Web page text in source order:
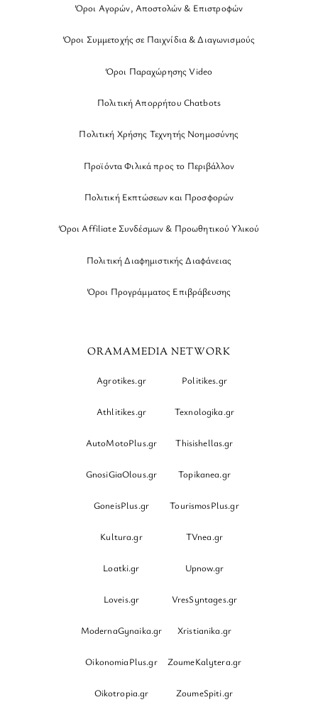
Όροι Αγορών, Αποστολών & Επιστροφών
Όροι Συμμετοχής σε Παιχνίδια & Διαγωνισμούς
Όροι Παραχώρησης Video
Πολιτική Απορρήτου Chatbots
Πολιτική Χρήσης Τεχνητής Νοημοσύνης
Προϊόντα Φιλικά προς το Περιβάλλον
Πολιτική Εκπτώσεων και Προσφορών
Όροι Affiliate Συνδέσμων & Προωθητικού Υλικού
Πολιτική Διαφημιστικής Διαφάνειας
Όροι Προγράμματος Επιβράβευσης
ORAMAMEDIA NETWORK
Agrotikes.gr Politikes.gr
Athlitikes.gr Texnologika.gr
AutoMotoPlus.gr Thisishellas.gr
GnosiGiaOlous.gr Topikanea.gr
GoneisPlus.gr TourismosPlus.gr
Kultura.gr TVnea.gr
Loatki.gr Upnow.gr
Loveis.gr VresSyntages.gr
ModernaGynaika.gr Xristianika.gr
OikonomiaPlus.gr ZoumeKalytera.gr
Oikotropia.gr ZoumeSpiti.gr